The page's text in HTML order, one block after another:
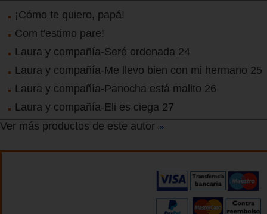
¡Cómo te quiero, papá!
Com t'estimo pare!
Laura y compañía-Seré ordenada 24
Laura y compañía-Me llevo bien con mi hermano 25
Laura y compañía-Panocha está malito 26
Laura y compañía-Eli es ciega 27
Ver más productos de este autor